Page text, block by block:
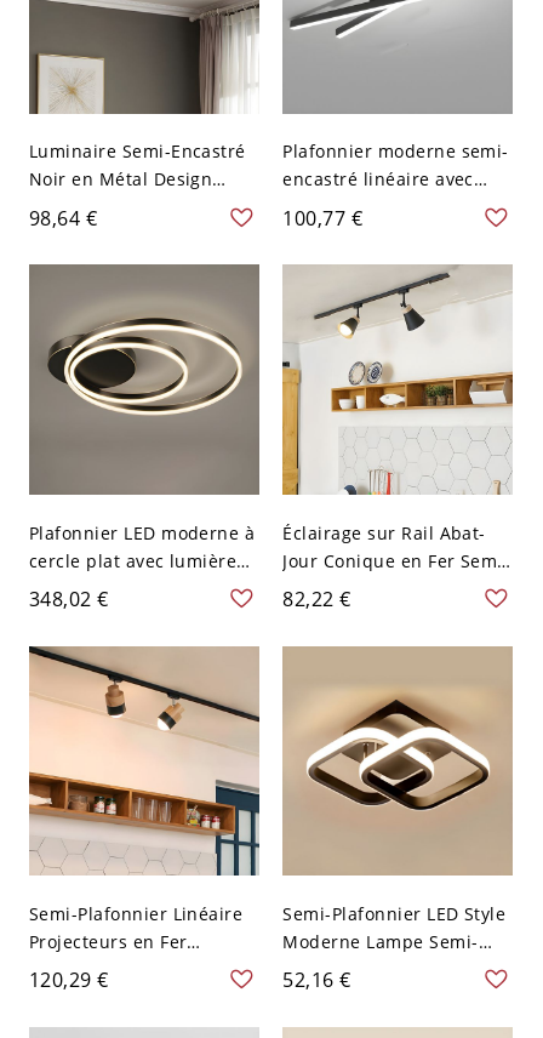
Luminaire Semi-Encastré
Noir en Métal Design
Parallèle à 2 Lumières
Style Moderne Semi-
Plafonnier pour Chambre
98,64 €
Plafonnier moderne semi-
encastré linéaire avec
abat-jour en acrylique -
Noir 110 V-120 V 90,17 cm
Blanc
100,77 €
Plafonnier LED moderne à
cercle plat avec lumière
blanche - Noir 110 V-120 V
43,18 cm
348,02 €
Éclairage sur Rail Abat-
Jour Conique en Fer Semi-
Plafonnier Style Moderne
pour Cuisine - Noir 110 V-
120 V 2
82,22 €
Semi-Plafonnier Linéaire
Projecteurs en Fer
Éclairage sur Rail
Moderne pour Chambre -
Noir 110 V-120 V 2
120,29 €
Semi-Plafonnier LED Style
Moderne Lampe Semi-
Encastrée au Plafond en
Métal Design
Géométrique - Noir 110 V-
52,16 €